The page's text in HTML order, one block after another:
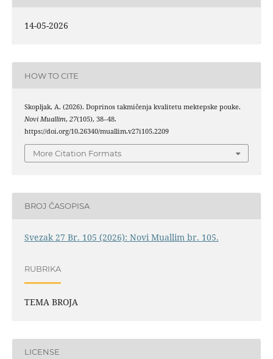
14-05-2026
HOW TO CITE
Skopljak, A. (2026). Doprinos takmičenja kvalitetu mektepske pouke.
Novi Muallim, 27(105), 38–48.
https://doi.org/10.26340/muallim.v27i105.2209
More Citation Formats
BROJ ČASOPISA
Svezak 27 Br. 105 (2026): Novi Muallim br. 105.
RUBRIKA
TEMA BROJA
LICENSE